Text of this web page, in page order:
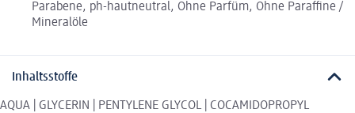
Parabene, ph-hautneutral, Ohne Parfüm, Ohne Paraffine /
Mineralöle
Inhaltsstoffe
AQUA | GLYCERIN | PENTYLENE GLYCOL | COCAMIDOPROPYL